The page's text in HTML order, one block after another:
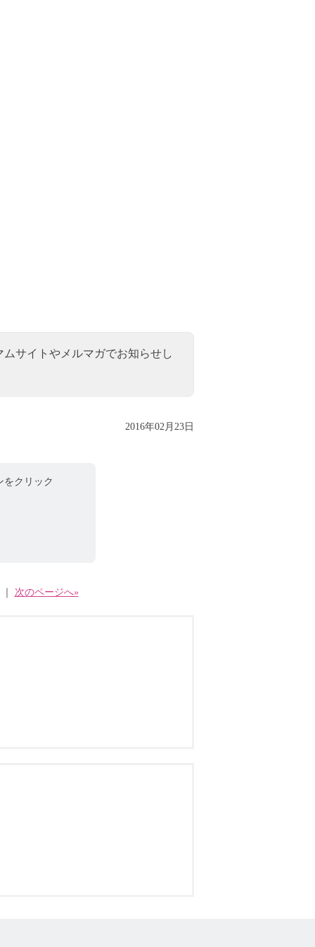
サイトやメルマガでお知らせし
2016年02月23日
をクリック
次のページへ»